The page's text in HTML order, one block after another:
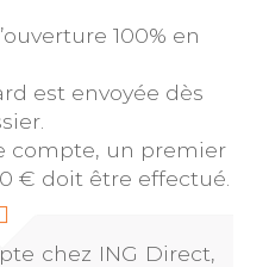
100% en
est envoyée dès
compte, un premier
€ doit être effectué.
chez ING Direct,